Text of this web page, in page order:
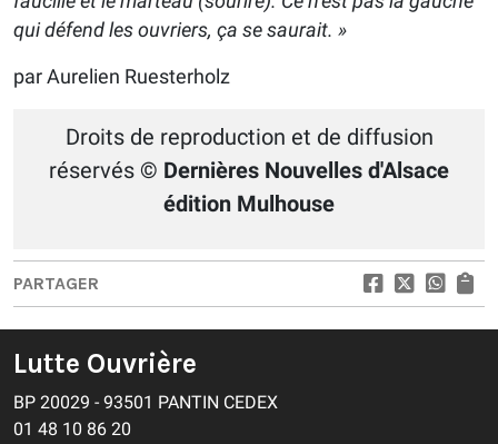
qui défend les ouvriers, ça se saurait. »
par Aurelien Ruesterholz
Droits de reproduction et de diffusion
réservés © Dernières Nouvelles d'Alsace
édition Mulhouse
PARTAGER
Lutte Ouvrière
BP 20029 - 93501 PANTIN CEDEX
01 48 10 86 20